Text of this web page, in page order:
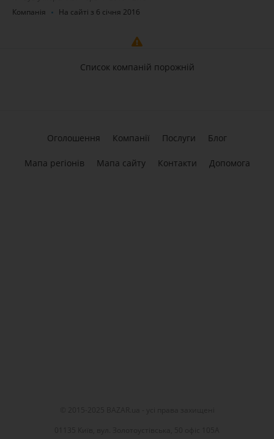
Компанія
На сайті з 6 січня 2016
Список компаній порожній
Оголошення Компанії Послуги Блог
Мапа регіонів Мапа сайту Контакти Допомога